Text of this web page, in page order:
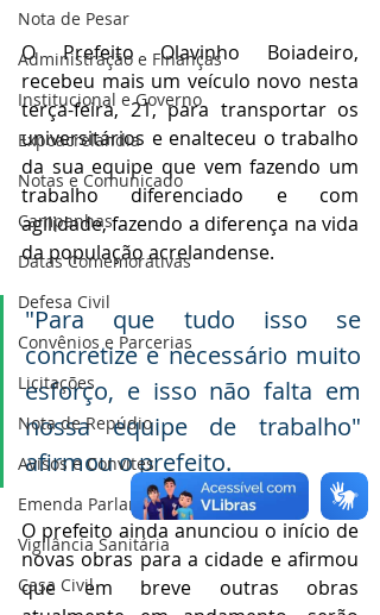
Nota de Pesar
Administração e Finanças
Institucional e Governo
Expoacrelandia
Notas e Comunicado
Campanhas
Datas Comemorativas
Defesa Civil
Convênios e Parcerias
Licitações
Nota de Repúdio
Avisos e Convites
Emenda Parlamentar
Vigilância Sanitária
Casa Civil
O Prefeito Olavinho Boiadeiro,
recebeu mais um veículo novo nesta
terça-feira, 21, para transportar os
universitários e enalteceu o trabalho
da sua equipe que vem fazendo um
trabalho diferenciado e com
agilidade, fazendo a diferença na vida
da população acrelandense.
"Para que tudo isso se
concretize e necessário muito
esforço, e isso não falta em
nossa equipe de trabalho"
afirmou o prefeito.
O prefeito ainda anunciou o início de
novas obras para a cidade e afirmou
que em breve outras obras